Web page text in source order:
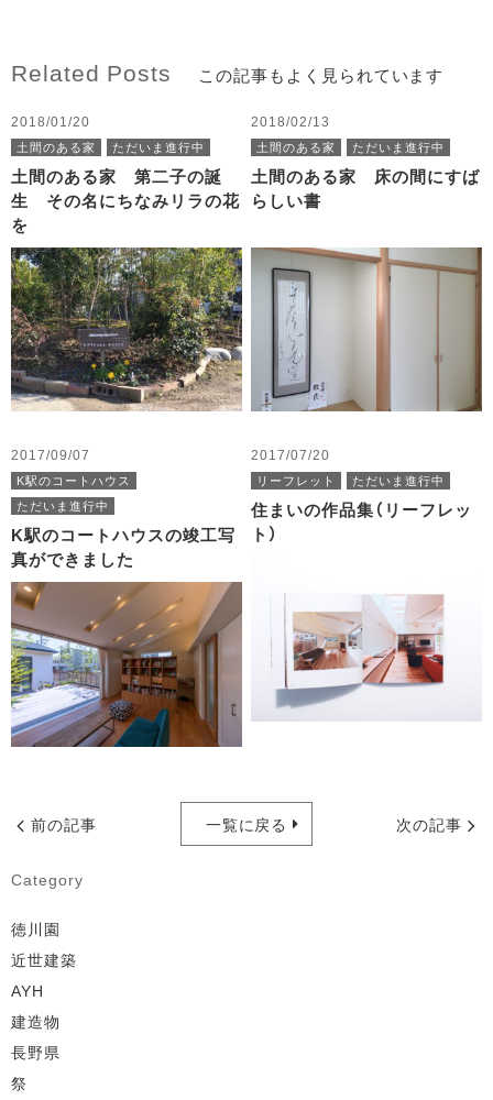
Related Posts この記事もよく見られています
2018/01/20
土間のある家 ただいま進行中
土間のある家 第二子の誕
生 その名にちなみリラの花
を
2018/02/13
土間のある家 ただいま進行中
土間のある家 床の間にすば
らしい書
2017/09/07
K駅のコートハウス
ただいま進行中
K駅のコートハウスの竣工写
真ができました
2017/07/20
リーフレット ただいま進行中
住まいの作品集（リーフレッ
ト）
前の記事 一覧に戻る 次の記事
Category
徳川園
近世建築
AYH
建造物
長野県
祭